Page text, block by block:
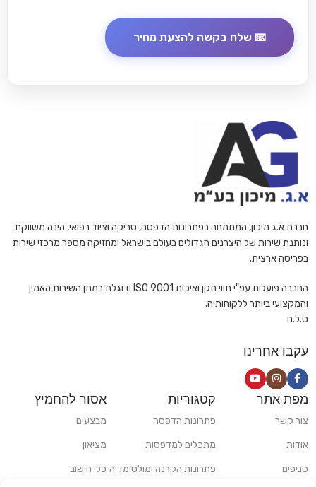
חברת א.ג מיכון, המתמחה בפתרונות הדפסה, סריקה וציוד רפואי, הינה משווקת
ונותנת שירות של היצרנים הגדולים בעולם בישראל ומחזיקה מספר מרכזי שירות
בפריסה ארצית.
החברה פועלות עפ"י תווי תקן ואיכות ISO 9001 ודוגלת במתן השירות האמין
והמקצועי ביותר ללקוחותיה.
ט.ל.ח
עקבו אחרינו
מפת אתר
צור קשר
אודות
סניפים
קטגוריות
פתרונות הדפסה
מתכלים למדפסות
פתרונות הקרנה ומולטימדיה
אסור להחמיץ
מבצעים
מציאון
כלי חישוב